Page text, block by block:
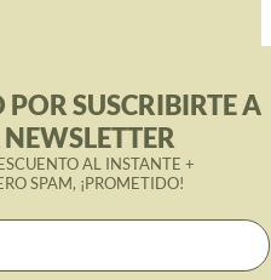
SUSCRIBIRTE A
AL INSTANTE +
SPAM, ¡PROMETIDO!